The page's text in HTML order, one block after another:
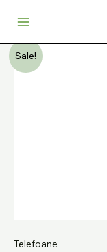
content
Sale!
Telefoane